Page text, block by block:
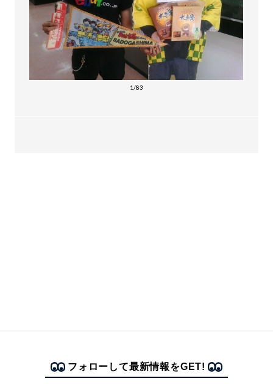
1/83
フォローして最新情報をGET!